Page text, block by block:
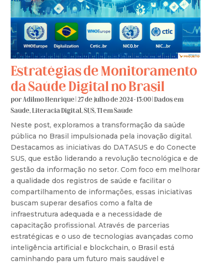
Estratégias de Monitoramento
da Saúde Digital no Brasil
porAdilmo Henrique|27 de julho de 2024 - 13:00|Dados em
Saúde,Literacia Digital,SUS,TI em Saúde
Neste post, exploramos a transformação da saúde
pública no Brasil impulsionada pela inovação digital.
Destacamos as iniciativas do DATASUS e do Conecte
SUS, que estão liderando a revolução tecnológica e de
gestão da informação no setor. Com foco em melhorar
a qualidade dos registros de saúde e facilitar o
compartilhamento de informações, essas iniciativas
buscam superar desafios como a falta de
infraestrutura adequada e a necessidade de
capacitação profissional. Através de parcerias
estratégicas e o uso de tecnologias avançadas como
inteligência artificial e blockchain, o Brasil está
caminhando para um futuro mais saudável e